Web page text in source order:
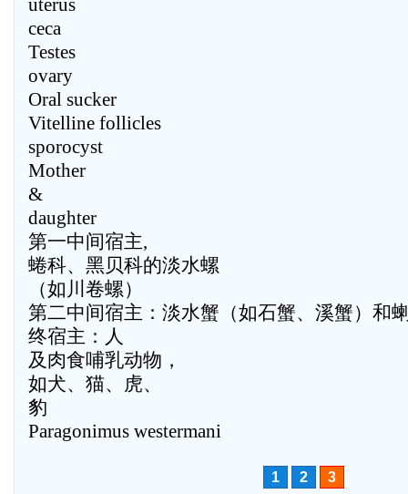
uterus
ceca
Testes
ovary
Oral sucker
Vitelline follicles
sporocyst
Mother
&
daughter
第一中间宿主,
蜷科、黑贝科的淡水螺
（如川卷螺）
第二中间宿主：淡水蟹（如石蟹、溪蟹）和
终宿主：人
及肉食哺乳动物，
如犬、猫、虎、
豹
Paragonimus westermani
1 2 3